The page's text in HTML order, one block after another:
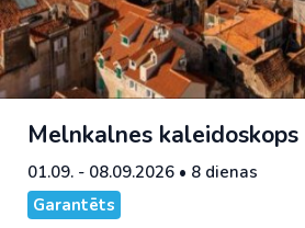
Melnkalnes kaleidoskops
01.09. - 08.09.2026 • 8 dienas
Garantēts